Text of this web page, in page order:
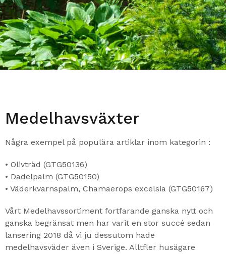
Medelhavsväxter
Några exempel på populära artiklar inom kategorin :
• Olivträd (GTG50136)
• Dadelpalm (GTG50150)
• Väderkvarnspalm, Chamaerops excelsia (GTG50167)
Vårt Medelhavssortiment fortfarande ganska nytt och
ganska begränsat men har varit en stor succé sedan
lansering 2018 då vi ju dessutom hade
medelhavsväder även i Sverige. Alltfler husägare